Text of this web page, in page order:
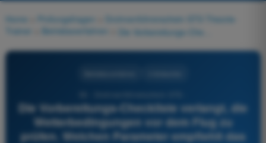
Home Prüfungsfragen
Drohnenführerschein STS Theorie-
Trainer
Betriebsverfahren
Die Vorbereitungs-Checkliste verlangt, die
Wetterbedingungen vor dem Flug zu
prüfen. Welchen Parameter empfiehlt das